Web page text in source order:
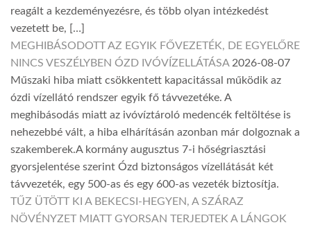
reagált a kezdeményezésre, és több olyan intézkedést
vezetett be, […]
MEGHIBÁSODOTT AZ EGYIK FŐVEZETÉK, DE EGYELŐRE
NINCS VESZÉLYBEN ÓZD IVÓVÍZELLÁTÁSA 2026-08-07
Műszaki hiba miatt csökkentett kapacitással működik az
ózdi vízellátó rendszer egyik fő távvezetéke. A
meghibásodás miatt az ivóvíztároló medencék feltöltése is
nehezebbé vált, a hiba elhárításán azonban már dolgoznak a
szakemberek.A kormány augusztus 7-i hőségriasztási
gyorsjelentése szerint Ózd biztonságos vízellátását két
távvezeték, egy 500-as és egy 600-as vezeték biztosítja.
TŰZ ÜTÖTT KI A BEKECSI-HEGYEN, A SZÁRAZ
NÖVÉNYZET MIATT GYORSAN TERJEDTEK A LÁNGOK